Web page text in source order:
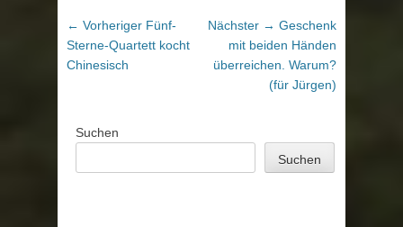
Beitragsnavigation
← Vorheriger Vorheriger
Beitrag:
Fünf-
Sterne-Quartett kocht
Chinesisch
Nächster → Nächster
Beitrag:
Geschenk
mit beiden Händen
überreichen. Warum?
(für Jürgen)
Suchen
Suchen